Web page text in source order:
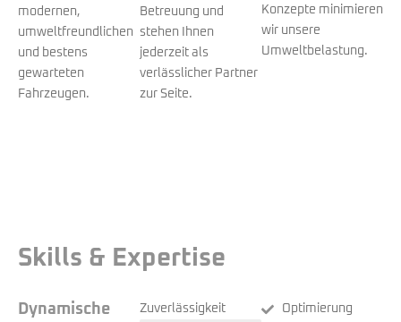
modernen,
umweltfreundlichen
und bestens
gewarteten
Fahrzeugen.
Betreuung und
stehen Ihnen
jederzeit als
verlässlicher Partner
zur Seite.
Konzepte minimieren
wir unsere
Umweltbelastung.
Skills & Expertise
Dynamische
Zuverlässigkeit
Optimierung